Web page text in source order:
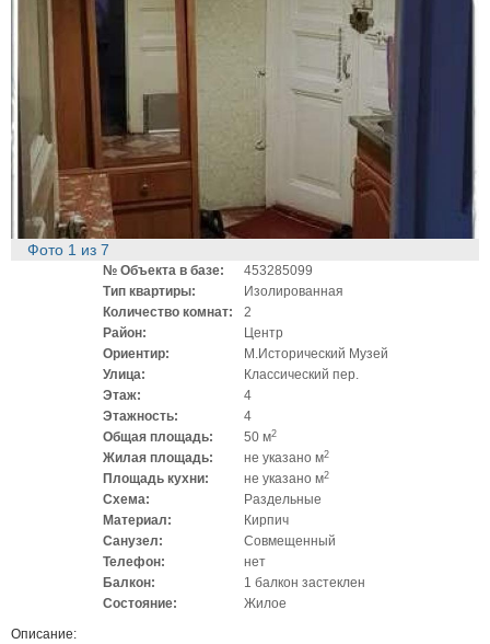
Фото 1 из 7
№ Объекта в базе:
453285099
Тип квартиры:
Изолированная
Количество комнат:
2
Район:
Центр
Ориентир:
М.Исторический Музей
Улица:
Классический пер.
Этаж:
4
Этажность:
4
Общая площадь:
50 м2
Жилая площадь: не указано м2
Площадь кухни: не указано м2
Схема:
Раздельные
Материал:
Кирпич
Санузел:
Совмещенный
Телефон:
нет
Балкон:
1 балкон застеклен
Состояние:
Жилое
Описание: